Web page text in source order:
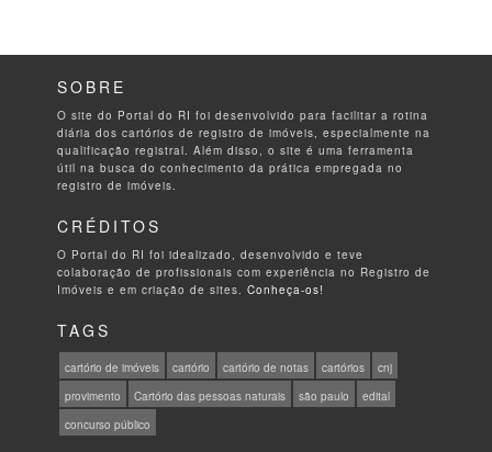
SOBRE
O site do Portal do RI foi desenvolvido para facilitar a rotina
diária dos cartórios de registro de imóveis, especialmente na
qualificação registral. Além disso, o site é uma ferramenta
útil na busca do conhecimento da prática empregada no
registro de imóveis.
CRÉDITOS
O Portal do RI foi idealizado, desenvolvido e teve
colaboração de profissionais com experiência no Registro de
Imóveis e em criação de sites.Conheça-os!
TAGS
cartório de imóveis cartório cartório de notas cartórios
cnj
provimento
Cartório das pessoas naturais são paulo
edital
concurso público